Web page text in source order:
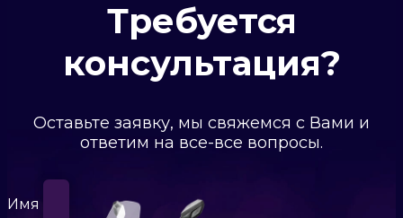
Требуется
консультация?
Оставьте заявку, мы свяжемся с Вами и
ответим на все-все вопросы.
Имя